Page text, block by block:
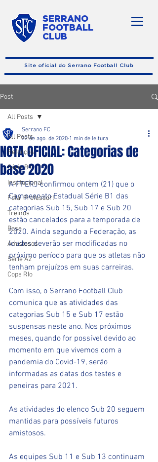
SERRANO
FOOTBALL
CLUB
Site oficial do Serrano Football Club
Post
All Posts
Reforços
Série B1
Institucional
Fala, Professor!
Treinos
Base
Amistosos
Série A2
Copa RIo
All Posts
NOTA OFICIAL: Categorias de
base 2020
Serrano FC
22 de ago. de 2020 1 min de leitura
A FFERJ confirmou ontem (21) que o
Campeonato Estadual Série B1 das
categorias Sub 15, Sub 17 e Sub 20
estão cancelados para a temporada de
2020. Ainda segundo a Federação, as
idades deverão ser modificadas no
próximo período para que os atletas não
tenham prejuízos em suas carreiras.
Com isso, o Serrano Football Club
comunica que as atividades das
categorias Sub 15 e Sub 17 estão
suspensas neste ano. Nos próximos
meses, quando for possível devido ao
momento em que vivemos com a
pandemia do Covid-19, serão
informadas as datas dos testes e
peneiras para 2021.
As atividades do elenco Sub 20 seguem
mantidas para possíveis futuros
amistosos.
As equipes Sub 11 e Sub 13 continuam